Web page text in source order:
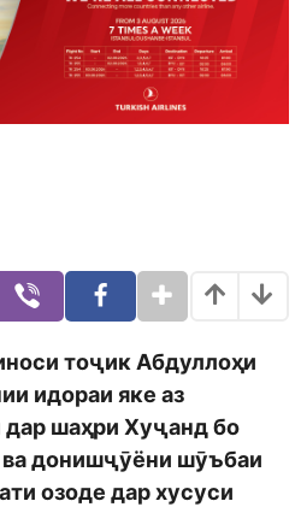
тоҷик Абдуллоҳи
идораи яке аз
дар шаҳри Хуҷанд бо
донишҷӯёни шӯъбаи
озоде дар хусуси